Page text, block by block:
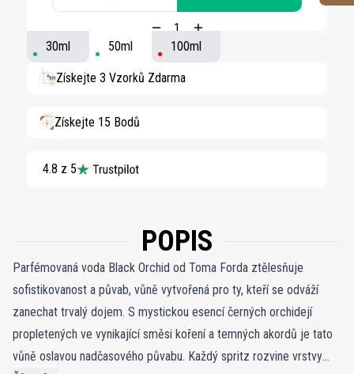
30ml 50ml 100ml
Získejte 3 Vzorků Zdarma
Získejte 15 Bodů
4.8 z 5
POPIS
Parfémovaná voda Black Orchid od Toma Forda ztělesňuje
sofistikovanost a půvab, vůně vytvořená pro ty, kteří se odváží
zanechat trvalý dojem. S mystickou esencí černých orchidejí
propletených ve vynikající směsi koření a temných akordů je tato
vůně oslavou nadčasového půvabu. Každý spritz rozvine vrstvy